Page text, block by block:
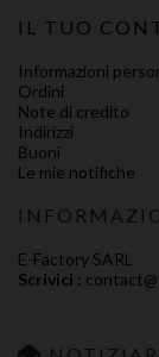
IL TUO
Informazioni
Ordini
Note di credito
Indirizzi
Buoni
Le mie notifiche
E-Factory SARL
Scrivici :